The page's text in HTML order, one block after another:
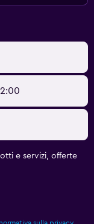
e servizi, offerte